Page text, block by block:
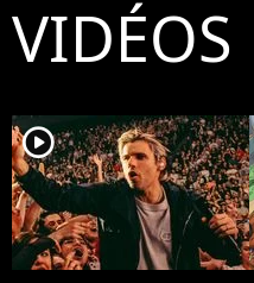
VIDÉOS
player2